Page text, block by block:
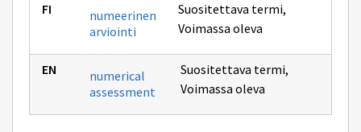
numeerinen
arviointi
Suositettava termi,
Voimassa oleva
numerical
assessment
Suositettava termi,
Voimassa oleva